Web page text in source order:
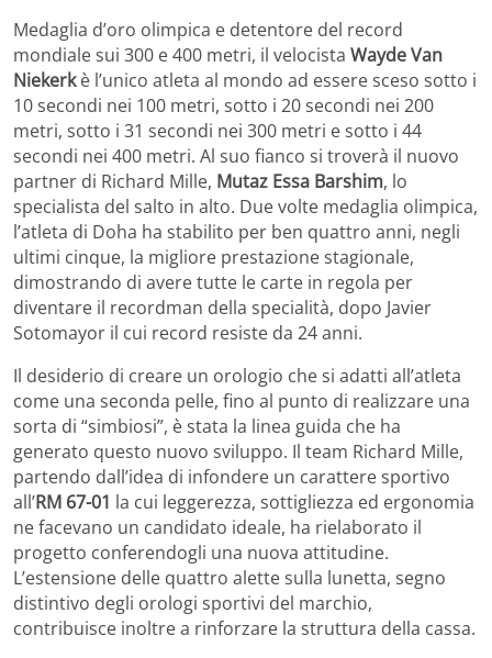
Medaglia d’oro olimpica e detentore del record
mondiale sui 300 e 400 metri, il velocista Wayde Van
Niekerkè l’unico atleta al mondo ad essere sceso sotto i
10 secondi nei 100 metri, sotto i 20 secondi nei 200
metri, sotto i 31 secondi nei 300 metri e sotto i 44
secondi nei 400 metri. Al suo fianco si troverà il nuovo
partner di Richard Mille, Mutaz Essa Barshim, lo
specialista del salto in alto. Due volte medaglia olimpica,
l’atleta di Doha ha stabilito per ben quattro anni, negli
ultimi cinque, la migliore prestazione stagionale,
dimostrando di avere tutte le carte in regola per
diventare il recordman della specialità, dopo Javier
Sotomayor il cui record resiste da 24 anni.
Il desiderio di creare un orologio che si adatti all’atleta
come una seconda pelle, fino al punto di realizzare una
sorta di “simbiosi”, è stata la linea guida che ha
generato questo nuovo sviluppo. Il team Richard Mille,
partendo dall’idea di infondere un carattere sportivo
all’RM 67-01 la cui leggerezza, sottigliezza ed ergonomia
ne facevano un candidato ideale, ha rielaborato il
progetto conferendogli una nuova attitudine.
L’estensione delle quattro alette sulla lunetta, segno
distintivo degli orologi sportivi del marchio,
contribuisce inoltre a rinforzare la struttura della cassa.